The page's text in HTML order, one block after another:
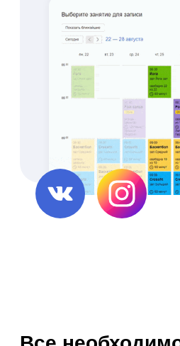
Увеличение продаж
абонементов и услуг через
приложение
Сокращение времени
работы администратора
на 85%
Создайте свой
уникальный дизайн
Экономьте с push-
уведомлениями